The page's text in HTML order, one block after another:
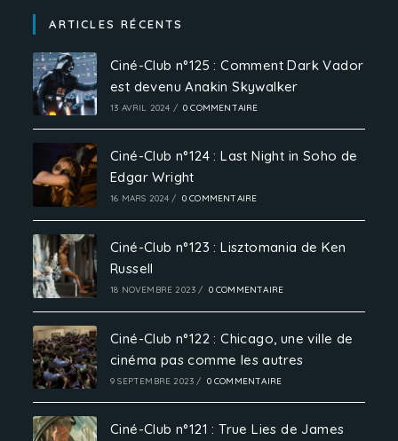
ARTICLES RÉCENTS
Ciné-Club n°125 : Comment Dark Vador
est devenu Anakin Skywalker
13 AVRIL 2024 / 0 COMMENTAIRE
Ciné-Club n°124 : Last Night in Soho de
Edgar Wright
16 MARS 2024 / 0 COMMENTAIRE
Ciné-Club n°123 : Lisztomania de Ken
Russell
18 NOVEMBRE 2023 / 0 COMMENTAIRE
Ciné-Club n°122 : Chicago, une ville de
cinéma pas comme les autres
9 SEPTEMBRE 2023 / 0 COMMENTAIRE
Ciné-Club n°121 : True Lies de James